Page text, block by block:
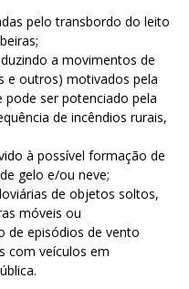
pelo transbordo do leito
a movimentos de
e outros) motivados pela
ser potenciado pela
de incêndios rurais,
à possível formação de
gelo e/ou neve;
de objetos soltos,
móveis ou
de episódios de vento
com veículos em